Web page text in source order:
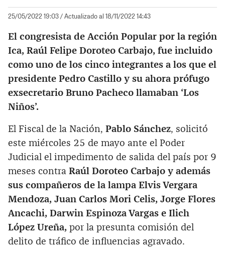
25/05/2022 19:03/ Actualizado al 18/11/2022 14:43
El congresista de Acción Popular por la región
Ica, Raúl Felipe Doroteo Carbajo, fue incluido
como uno de los cinco integrantes a los que el
presidente Pedro Castillo y su ahora prófugo
exsecretario Bruno Pacheco llamaban ‘Los
Niños’.
El Fiscal de la Nación, Pablo Sánchez, solicitó
este miércoles 25 de mayo ante el Poder
Judicial el impedimento de salida del país por 9
meses contra Raúl Doroteo Carbajo y además
sus compañeros de la lampa Elvis Vergara
Mendoza, Juan Carlos Mori Celis, Jorge Flores
Ancachi, Darwin Espinoza Vargas e Ilich
López Ureña, por la presunta comisión del
delito de tráfico de influencias agravado.